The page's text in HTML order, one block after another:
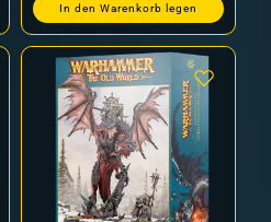
In den Warenkorb legen